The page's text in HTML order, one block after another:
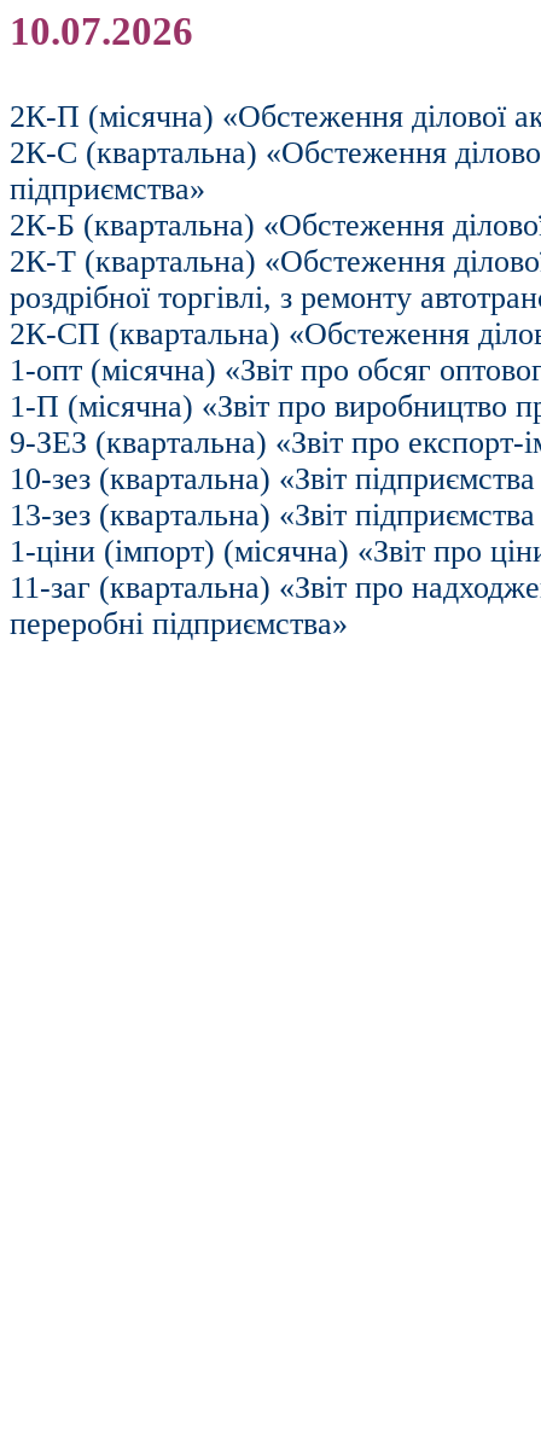
10.07.2026
2К-П (місячна) «Обстеження ділової
2К-С (квартальна) «Обстеження
підприємства»
2К-Б (квартальна) «Обстеження
2К-Т (квартальна) «Обстеження
роздрібної торгівлі, з ремонту
2К-СП (квартальна) «Обстеження
1-опт (місячна) «Звіт про обсяг
1-П (місячна) «Звіт про виробництво
9-ЗЕЗ (квартальна) «Звіт про експорт-
10-зез (квартальна) «Звіт
13-зез (квартальна) «Звіт
1-ціни (імпорт) (місячна) «Звіт про
11-заг (квартальна) «Звіт про
переробні підприємства»